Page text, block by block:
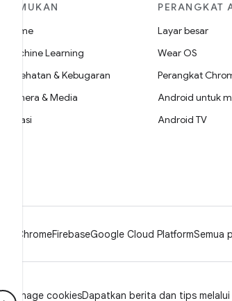
TEMUKAN
Game
Machine Learning
Kesehatan & Kebugaran
Kamera & Media
Privasi
PERANGKAT
Layar besar
Wear OS
Perangkat
Android untuk
Android TV
ChromeFirebaseGoogle Cloud PlatformSemua
Manage cookiesDapatkan berita dan tips melalui